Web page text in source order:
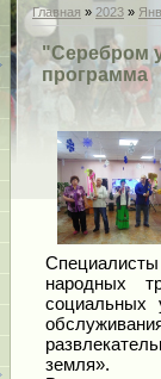
Главная » 2023 »
"Серебром
программа
народных
социальных
земля».